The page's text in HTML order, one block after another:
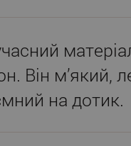
Він м’який,
на дотик.